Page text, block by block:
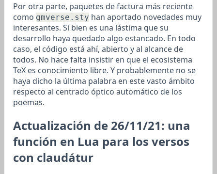
Por otra parte, paquetes de factura más reciente
como gmverse.sty han aportado novedades muy
interesantes. Si bien es una lástima que su
desarrollo haya quedado algo estancado. En todo
caso, el código está ahí, abierto y al alcance de
todos. No hace falta insistir en que el ecosistema
TeX es conocimiento libre. Y probablemente no se
haya dicho la última palabra en este vasto ámbito
respecto al centrado óptico automático de los
poemas.
Actualización de 26/11/21: una
función en Lua para los versos
con claudátur